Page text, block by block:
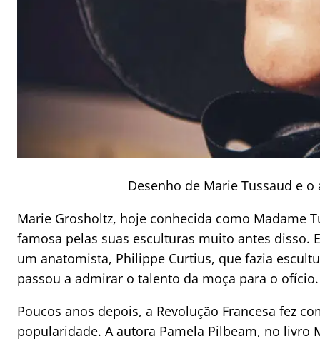
Desenho de Marie Tussaud e
Marie Grosholtz, hoje conhecida como Madame
famosa pelas suas esculturas muito antes disso.
um anatomista, Philippe Curtius, que fazia
passou a admirar o talento da moça para o ofício.
Poucos anos depois, a Revolução Francesa fez
popularidade. A autora Pamela Pilbeam, no livro